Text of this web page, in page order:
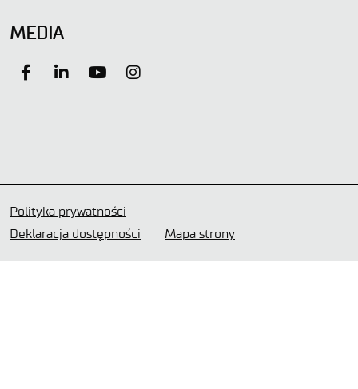
MEDIA
Polityka prywatności
Deklaracja dostępności
Mapa strony